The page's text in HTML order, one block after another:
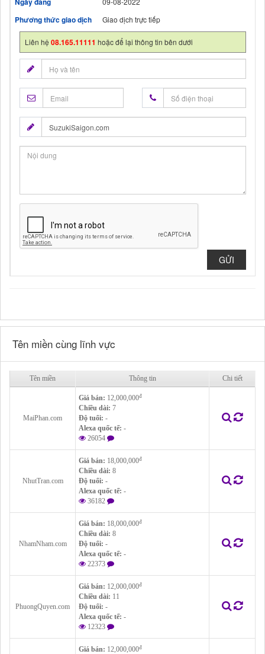
Phương thức giao dịch Giao dịch trực tiếp
Liên hệ08.165.11111 hoặc để lại thông tin bên dưới
GỬI
Tên miền cùng lĩnh vực
Tên miền Thông tin Chi tiết
MaiPhan.com
Giá bán: 12,000,000đ
Chiều dài: 7
Độ tuổi: -
Alexa quốc tế: -
26054
NhutTran.com
Giá bán: 18,000,000đ
Chiều dài: 8
Độ tuổi: -
Alexa quốc tế: -
36182
NhamNham.com
Giá bán: 18,000,000đ
Chiều dài: 8
Độ tuổi: -
Alexa quốc tế: -
22373
PhuongQuyen.com
Giá bán: 12,000,000đ
Chiều dài: 11
Độ tuổi: -
Alexa quốc tế: -
12323
Giá bán: 12,000,000đ